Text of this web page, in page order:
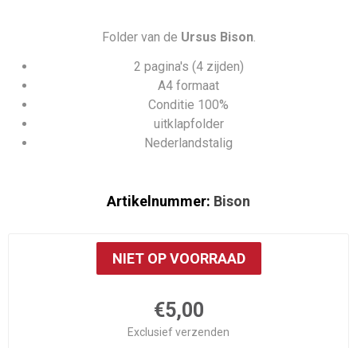
Folder van de Ursus Bison.
2 pagina's (4 zijden)
A4 formaat
Conditie 100%
uitklapfolder
Nederlandstalig
Artikelnummer: Bison
NIET OP VOORRAAD
€5,00
Exclusiefverzenden